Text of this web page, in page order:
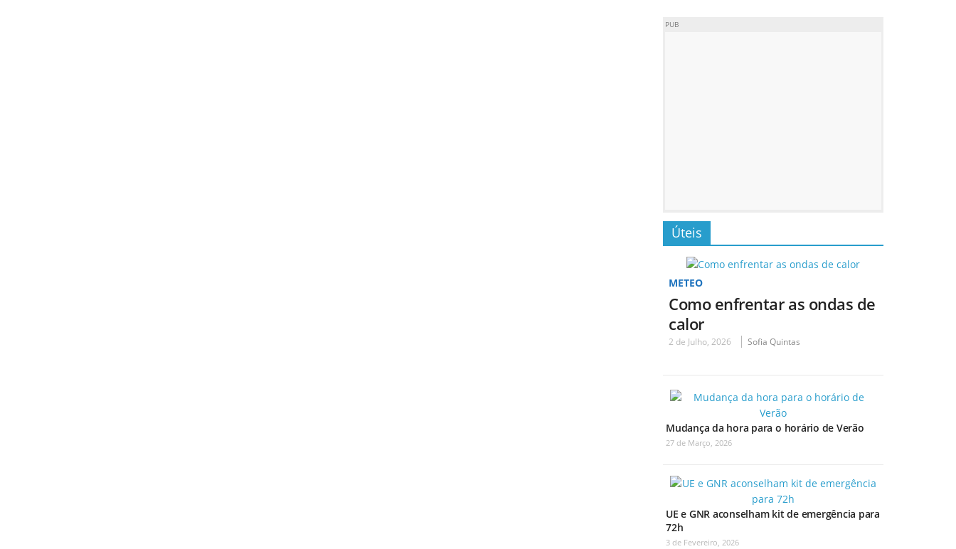
PUB
Úteis
METEO
Como enfrentar as ondas de
calor
2 de Julho, 2026 Sofia Quintas
Mudança da hora para o horário de Verão
27 de Março, 2026
UE e GNR aconselham kit de emergência para
72h
3 de Fevereiro, 2026